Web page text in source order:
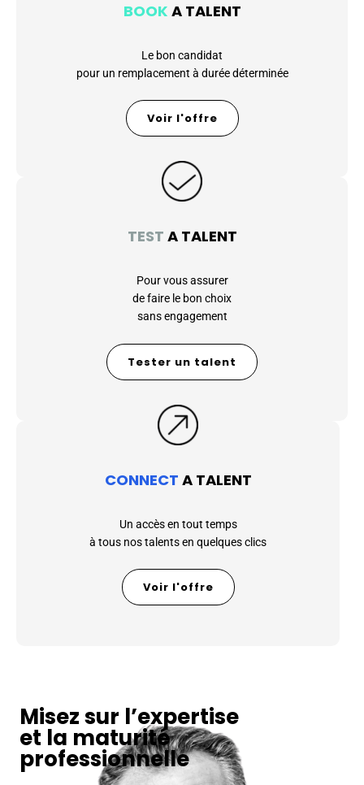
BOOK A TALENT
Le bon candidat
pour un remplacement à durée déterminée
Voir l'offre
TEST A TALENT
Pour vous assurer
de faire le bon choix
sans engagement
Tester un talent
CONNECT A TALENT
Un accès en tout temps
à tous nos talents en quelques clics
Voir l'offre
Misez sur l’expertise
et la maturité
professionnelle